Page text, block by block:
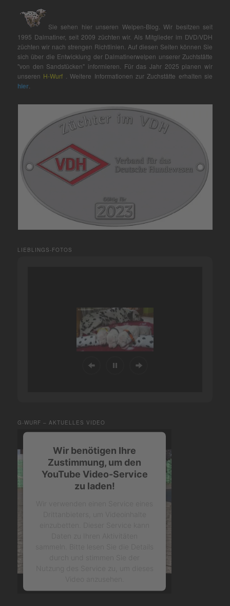
Sie sehen hier unseren Welpen-Blog. Wir besitzen seit
1995 Dalmatiner, seit 2009 züchten wir. Als Mitglieder im DVD/VDH
züchten wir nach strengen Richtlinien. Auf diesen Seiten können Sie
sich über die Entwicklung der Dalmatinerwelpen unserer Zuchtstätte
"von den Sandstücken" informieren. Für das Jahr 2025 planen wir
unseren H-Wurf . Weitere Informationen zur Zuchstätte erhalten sie
hier
LIEBLINGS-FOTOS
G-WURF – AKTUELLES VIDEO
Wir benötigen Ihre
Zustimmung, um den
YouTube Video-Service
zu laden!